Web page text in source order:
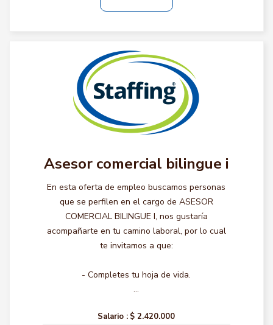
Asesor comercial bilingue i
En esta oferta de empleo buscamos personas
que se perfilen en el cargo de ASESOR
COMERCIAL BILINGUE I, nos gustaría
acompañarte en tu camino laboral, por lo cual
te invitamos a que:
- Completes tu hoja de vida.
...
Salario : $ 2.420.000